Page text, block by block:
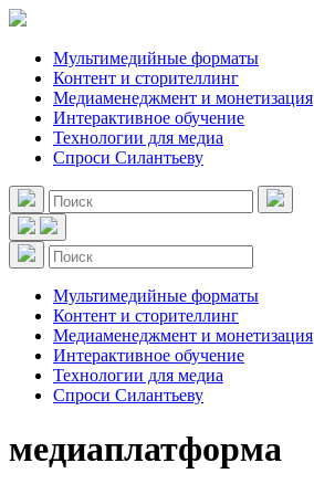
Мультимедийные форматы
Контент и сторителлинг
Медиаменеджмент и монетизация
Интерактивное обучение
Технологии для медиа
Спроси Силантьеву
Мультимедийные форматы
Контент и сторителлинг
Медиаменеджмент и монетизация
Интерактивное обучение
Технологии для медиа
Спроси Силантьеву
медиаплатформа